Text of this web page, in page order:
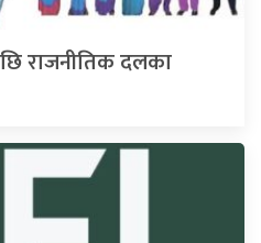
राजनीतिक दलका